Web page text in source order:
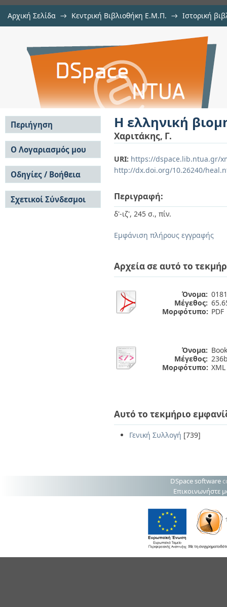
Αρχική Σελίδα → Κεντρική Βιβλιοθήκη Ε.Μ.Π. → Ιστορική
Η ελληνική βιομηχανία
Η ελληνική
Χαριτάκης, Γ.
URI: https://dspace.lib.ntua.gr/
http://dx.doi.org/10.26240/
Περιγραφή:
δ'-ιζ', 245 σ., πίν.
Εμφάνιση πλήρους εγγραφής
Αρχεία σε αυτό το
Όνομα:
Μέγεθος:
Μορφότυπο: PDF
Όνομα:
Μέγεθος:
Μορφότυπο: XML
Αυτό το τεκμήριο
Γενική Συλλογή [739]
Περιήγηση
Σε όλο το DSpace
Κοινότητες & Συλλογές
Ανά Ημερομηνία
Έκδοσης
Συγγραφείς
Τίτλοι
Θέματα
Ο Λογαριασμός μου
Σύνδεση
Εγγραφή
Οδηγίες / Βοήθεια
Οδηγίες Υποβολής
Οδηγίες Χρήσης ΙΑ
Συχνές Ερωτήσεις
Σχετικοί Σύνδεσμοι
DSpace software
Επικοινωνήστε